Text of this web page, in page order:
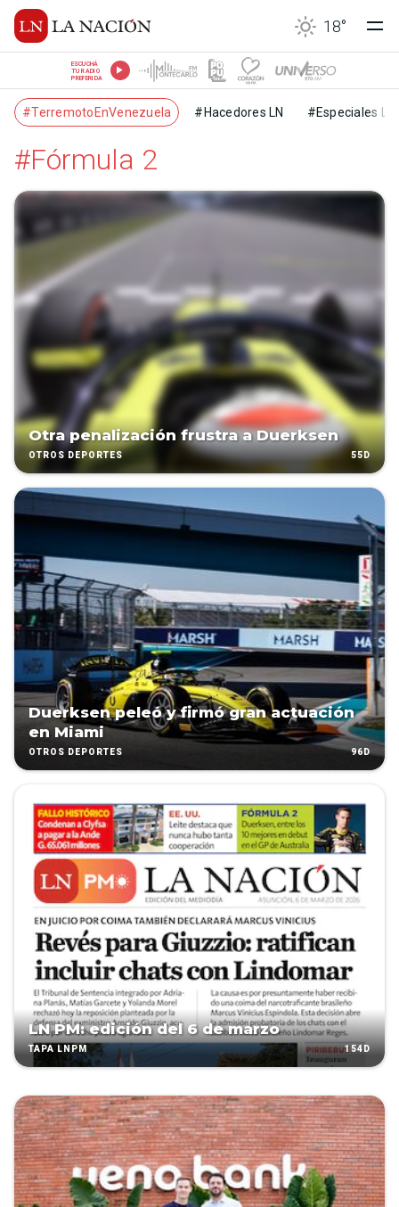
18°
ESCUCHÁ
TU RADIO
PREFERIDA
#TerremotoEnVenezuela #Hacedores LN #Especiales LN
#Fórmula 2
Otra penalización frustra a Duerksen
OTROS DEPORTES 55D
Duerksen peleó y firmó gran actuación
en Miami
OTROS DEPORTES 96D
LN PM: edición del 6 de marzo
TAPA LNPM 154D